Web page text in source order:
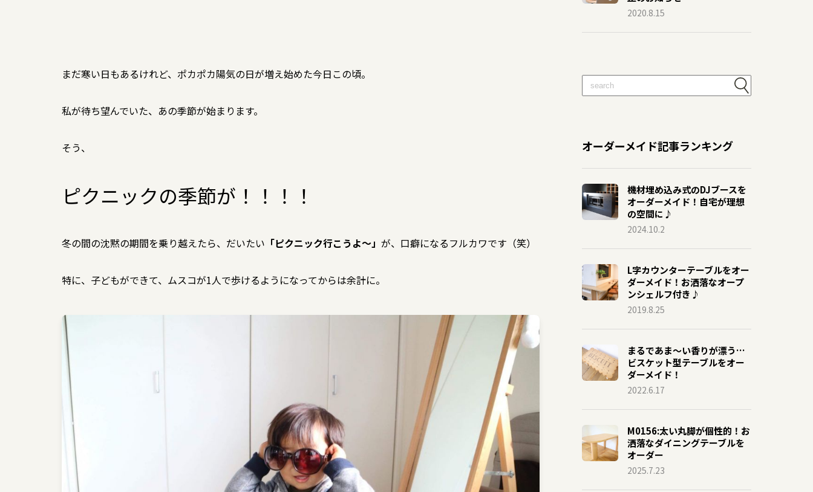
まだ寒い日もあるけれど、ポカポカ陽気の日が増え始めた今日この頃。
私が待ち望んでいた、あの季節が始まります。
そう、
ピクニックの季節が！！！！
冬の間の沈黙の期間を乗り越えたら、だいたい 「ピクニック行こうよ～」 が、口癖になるフルカワです（笑）
特に、子どもができて、ムスコが1人で歩けるようになってからは余計に。
2020.8.15
オーダーメイド記事ランキング
機材埋め込み式のDJブースを
オーダーメイド！自宅が理想
の空間に♪
2024.10.2
L字カウンターテーブルをオー
ダーメイド！お洒落なオープ
ンシェルフ付き♪
2019.8.25
まるであま〜い香りが漂う…
ビスケット型テーブルをオー
ダーメイド！
2022.6.17
M0156:太い丸脚が個性的！お
洒落なダイニングテーブルを
オーダー
2025.7.23